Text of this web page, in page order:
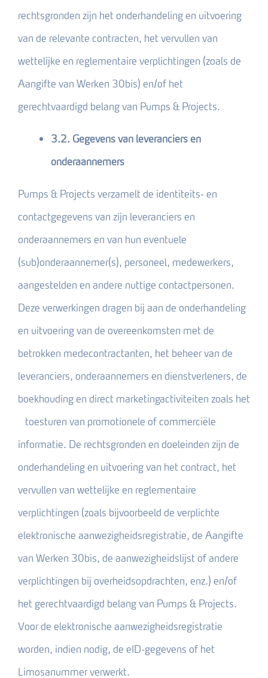
rechtsgronden zijn het onderhandeling en uitvoering
van de relevante contracten, het vervullen van
wettelijke en reglementaire verplichtingen (zoals de
Aangifte van Werken 30bis) en/of het
gerechtvaardigd belang van Pumps & Projects.
3.2. Gegevens van leveranciers en
onderaannemers
Pumps & Projects verzamelt de identiteits- en
contactgegevens van zijn leveranciers en
onderaannemers en van hun eventuele
(sub)onderaannemer(s), personeel, medewerkers,
aangestelden en andere nuttige contactpersonen.
Deze verwerkingen dragen bij aan de onderhandeling
en uitvoering van de overeenkomsten met de
betrokken medecontractanten, het beheer van de
leveranciers, onderaannemers en dienstverleners, de
boekhouding en direct marketingactiviteiten zoals het
toesturen van promotionele of commerciële
informatie. De rechtsgronden en doeleinden zijn de
onderhandeling en uitvoering van het contract, het
vervullen van wettelijke en reglementaire
verplichtingen (zoals bijvoorbeeld de verplichte
elektronische aanwezigheidsregistratie, de Aangifte
van Werken 30bis, de aanwezigheidslijst of andere
verplichtingen bij overheidsopdrachten, enz.) en/of
het gerechtvaardigd belang van Pumps & Projects.
Voor de elektronische aanwezigheidsregistratie
worden, indien nodig, de eID-gegevens of het
Limosanummer verwerkt.